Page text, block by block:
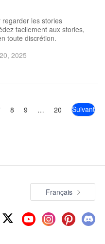
les stories
facilement aux stories,
toute discrétion.
2025
8 9 … 20 Suivant
Français